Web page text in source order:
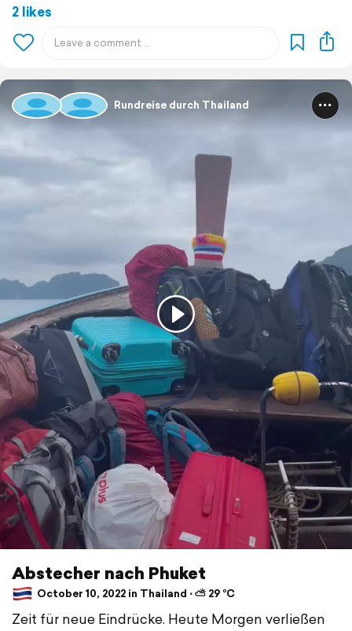
2 likes
Rundreise durch Thailand
Abstecher nach Phuket
October 10, 2022 in Thailand ⋅ ⛅ 29 °C
Zeit für neue Eindrücke. Heute Morgen verließen